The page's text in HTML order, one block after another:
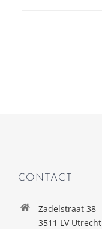
CONTACT
Zadelstraat 38
3511 LV Utrecht